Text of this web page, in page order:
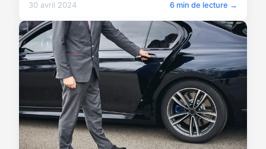
30 avril 2024 6 min de lecture →